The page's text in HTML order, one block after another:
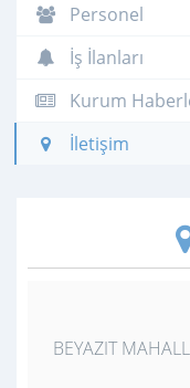
Personel
İş İlanları
Kurum
İletişim
BEYAZIT